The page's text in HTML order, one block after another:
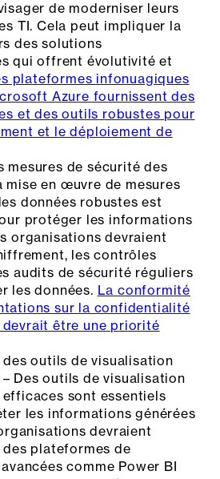
de moderniser leurs
TI. Cela peut impliquer la
des solutions
qui offrent évolutivité et
plateformes infonuagiques
Azure fournissent des
et des outils robustes pour
et le déploiement de
mesures de sécurité des
mise en œuvre de mesures
données robustes est
protéger les informations
organisations devraient
les contrôles
audits de sécurité réguliers
les données. La conformité
sur la confidentialité
devrait être une priorité
des outils de visualisation
Des outils de visualisation
efficaces sont essentiels
les informations générées
devraient
plateformes de
comme Power BI